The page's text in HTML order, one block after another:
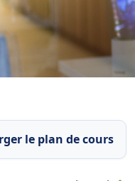
le plan de cours